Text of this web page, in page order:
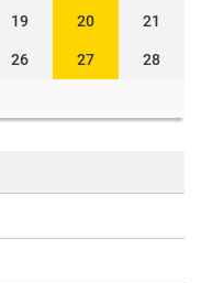
19 20 21
26 27 28